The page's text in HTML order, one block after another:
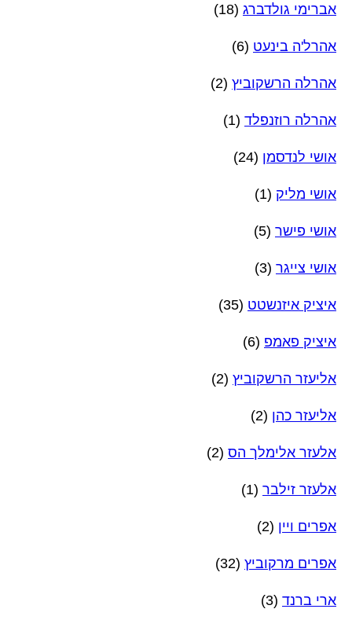
אברימי גולדברג (18)
אהרל'ה בינעט (6)
אהרלה הרשקוביץ (2)
אהרלה רוזנפלד (1)
אושי לנדסמן (24)
אושי מליק (1)
אושי פישר (5)
אושי צייגר (3)
איציק איזנשטט (35)
איציק פאמפ (6)
אליעזר הרשקוביץ (2)
אליעזר כהן (2)
אלעזר אלימלך הס (2)
אלעזר זילבר (1)
אפרים ויין (2)
אפרים מרקוביץ (32)
ארי ברנד (3)